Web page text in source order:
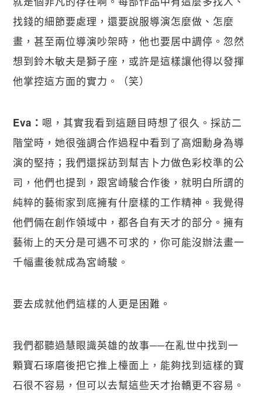
找錢的細節要處理，還要說服導演怎麼做、怎麼
畫，甚至兩位導演吵架時，他也要居中調停。忽然
想到鈴木敏夫是獅子座，或許是這樣讓他得以發揮
他掌控這方面的實力。（笑）
Eva： 嗯，其實我看到這題目時想了很久。採訪二
階堂時，她很強調合作過程中看到了高畑勳身為導
演的堅持；我們還採訪到幫吉卜力做色彩校準的公
司，他們也提到，跟宮崎駿合作後，就明白所謂的
純粹的藝術家到底擁有什麼樣的工作精神。我覺得
他們倆在創作領域中，都各自有天才的部分。擁有
藝術上的天分是可遇不可求的，你可能沒辦法畫一
千幅畫後就成為宮崎駿。
要去成就他們這樣的人更是困難。
我們都聽過慧眼識英雄的故事──在亂世中找到一
顆寶石琢磨後把它推上檯面上，能夠找到這樣的寶
石很不容易，但可以去幫這些天才抬轎更不容易。